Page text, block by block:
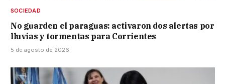
SOCIEDAD
No guarden el paraguas: activaron dos alertas por
lluvias y tormentas para Corrientes
5 de agosto de 2026